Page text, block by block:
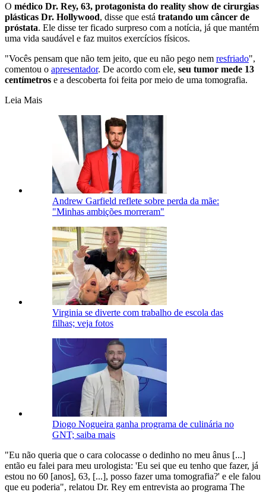
O médico Dr. Rey, 63, protagonista do reality show de cirurgias
plásticas Dr. Hollywood, disse que está tratando um câncer de
próstata. Ele disse ter ficado surpreso com a notícia, já que mantém
uma vida saudável e faz muitos exercícios físicos.
"Vocês pensam que não tem jeito, que eu não pego nem resfriado",
comentou o apresentador. De acordo com ele, seu tumor mede 13
centímetros e a descoberta foi feita por meio de uma tomografia.
Leia Mais
Andrew Garfield reflete sobre perda da mãe:
"Minhas ambições morreram"
Virginia se diverte com trabalho de escola das
filhas; veja fotos
Diogo Nogueira ganha programa de culinária no
GNT; saiba mais
"Eu não queria que o cara colocasse o dedinho no meu ânus [...]
então eu falei para meu urologista: 'Eu sei que eu tenho que fazer, já
estou no 60 [anos], 63, [...], posso fazer uma tomografia?' e ele falou
que eu poderia", relatou Dr. Rey em entrevista ao programa The